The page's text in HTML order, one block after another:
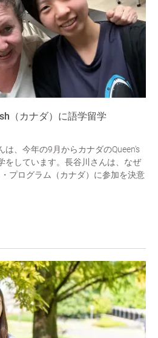
（カナダ）に語学留学
は、今年の9月からカナダのQueen's
をしています。長谷川さんは、なぜ
プログラム（カナダ）に参加を決意